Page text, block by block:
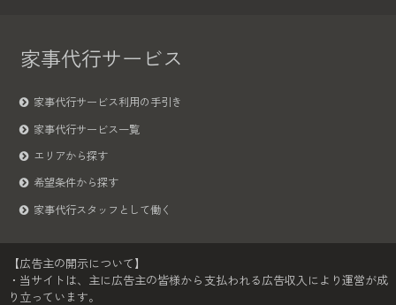
家事代行サービス
家事代行サービス利用の手引き
家事代行サービス一覧
エリアから探す
希望条件から探す
家事代行スタッフとして働く
【広告主の開示について】
・当サイトは、主に広告主の皆様から支払われる広告収入により運営が成
り立っています。